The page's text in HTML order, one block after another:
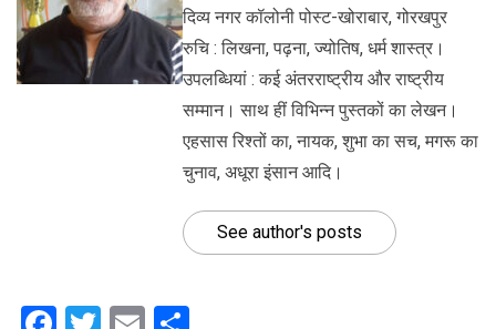
दिव्य नगर कॉलोनी पोस्ट-खोराबार, गोरखपुर
रुचि : लिखना, पढ़ना, ज्योतिष, धर्म शास्त्र।
उपलब्धियां : कई अंतरराष्ट्रीय और राष्ट्रीय
सम्मान। साथ हीं विभिन्न पुस्तकों का लेखन।
एहसास रिश्तों का, नायक, शुभा का सच, मगरू का
चुनाव, अधूरा इंसान आदि।
See author's posts